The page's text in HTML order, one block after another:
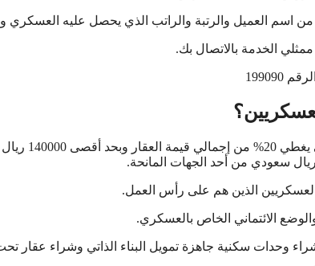
اسم العميل والرتبة والراتب الذي يحصل عليه العسكري
الخدمة بالاتصال بك.
يقدم الصندوق
سعودي من أحد الجهات المانحة.
الذين هم على رأس العمل.
الائتماني الخاص بالعسكري.
وحدات سكنية جاهزة تمويل البناء الذاتي وشراء عقار